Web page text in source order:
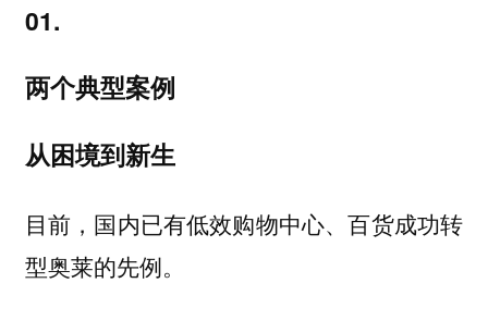
01.
两个典型案例
从困境到新生
目前，国内已有低效购物中心、百货成功转
型奥莱的先例。